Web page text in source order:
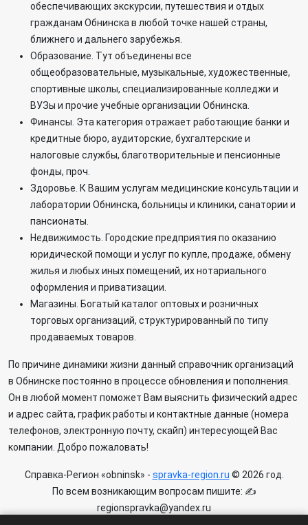
обеспечивающих экскурсии, путешествия и отдых
гражданам Обнинска в любой точке нашей страны,
ближнего и дальнего зарубежья.
Образование. Тут объединены все
общеобразовательные, музыкальные, художественные,
спортивные школы, специализированные колледжи и
ВУЗы и прочие учебные организации Обнинска.
Финансы. Эта категория отражает работающие банки и
кредитные бюро, аудиторские, бухгалтерские и
налоговые службы, благотворительные и пенсионные
фонды, проч.
Здоровье. К Вашим услугам медицинские консультации и
лаборатории Обнинска, больницы и клиники, санатории и
пансионаты.
Недвижимость. Городские предприятия по оказанию
юридической помощи и услуг по купле, продаже, обмену
жилья и любых иных помещений, их нотариального
оформления и приватизации.
Магазины. Богатый каталог оптовых и розничных
торговых организаций, структурированный по типу
продаваемых товаров.
По причине динамики жизни данный справочник организаций
в Обнинске постоянно в процессе обновления и пополнения.
Он в любой момент поможет Вам выяснить физический адрес
и адрес сайта, график работы и контактные данные (номера
телефонов, электронную почту, скайп) интересующей Вас
компании. Добро пожаловать!
Справка-Регион «obninsk» - spravka-region.ru © 2026 год.
По всем возникающим вопросам пишите: ✍
regionspravka@yandex.ru